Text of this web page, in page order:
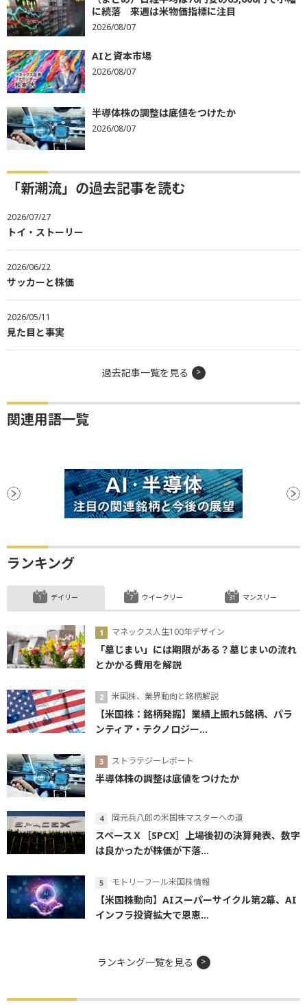
に続落 来週は米物価指標に注目
2026/08/07
AIと資本市場
2026/08/07
半導体株の調整は底値をつけたか
2026/08/07
「新潮流」の過去記事を読む
2026/07/27
トイ・ストーリー
2026/06/22
サッカーと株価
2026/05/11
見た目と事実
過去記事一覧を見る
関連用語一覧
ランキング
デイリー
マネックス人生100年デザイン
「墓じまい」には期限がある？墓じまいの流れ
とかかる費用を解説
米国株、業界動向と銘柄解説
【米国株：銘柄発掘】業績上振れ5銘柄、パラ
ンティア・テクノロジー...
ストラテジーレポート
半導体株の調整は底値をつけたか
岡元兵八郎の米国株マスターへの道
スペースＸ［SPCX］上場後初の決算発表、数字
は良かったが株価が下落...
モトリーフール米国株情報
【米国株動向】AIスーパーサイクル第2幕、AI
インフラ投資拡大で恩恵...
ウイークリー マンスリー
ランキング一覧を見る